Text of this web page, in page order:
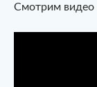
Смотрим видео